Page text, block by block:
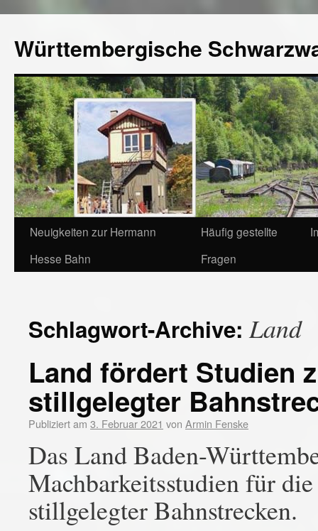
Württembergische
Neuigkeiten zur Hermann
Hesse Bahn
Häufig gestellte
Fragen
Schlagwort-Archive:Land
Land fördert Studien
stillgelegter
Publiziert am 3. Februar 2021 von Armin Fenske
Das Land Baden-
Machbarkeitsstudien für
stillgelegter Bahnstrecken.